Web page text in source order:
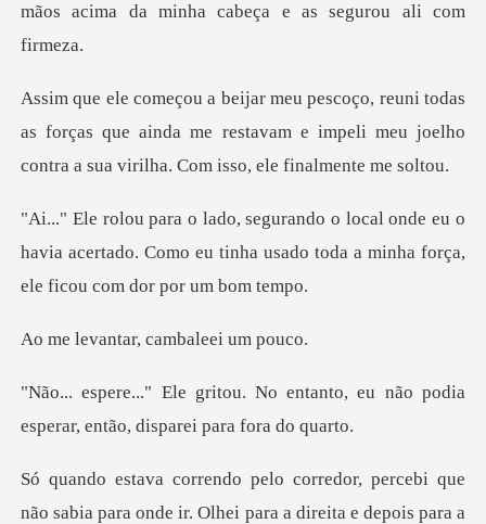
mãos acima da minh
as forças que ainda me restavam e impeli meu joelho
co
nde eu o
havia acertado. Como eu tinha usado toda
tar, cambal
entanto, eu não podia
esperar, e
ara onde ir. Olhei para a direita e depois para a